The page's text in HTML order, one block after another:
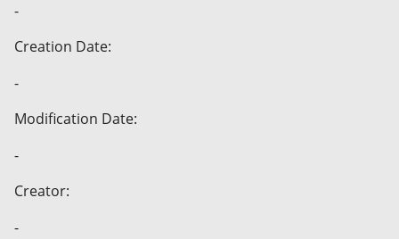
-
Creation Date:
-
Modification Date:
-
Creator:
-